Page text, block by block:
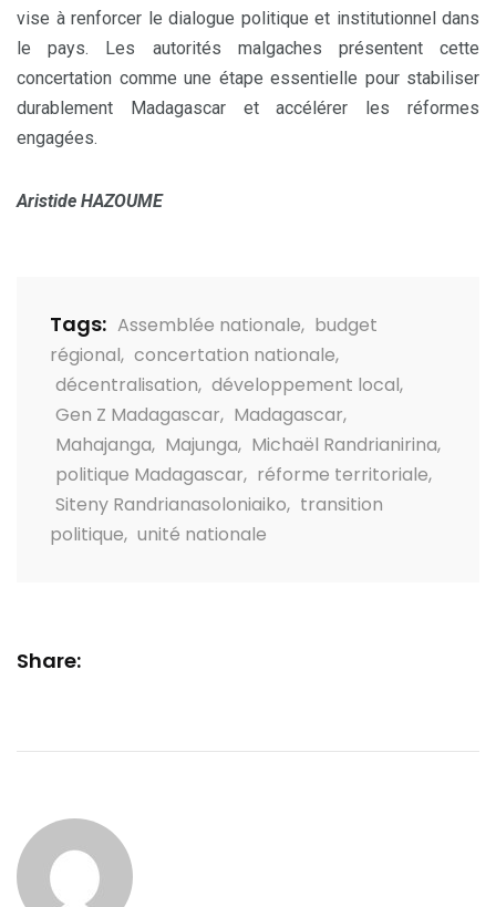
vise à renforcer le dialogue politique et institutionnel dans
le pays. Les autorités malgaches présentent cette
concertation comme une étape essentielle pour stabiliser
durablement Madagascar et accélérer les réformes
engagées.
Aristide HAZOUME
Tags: Assemblée nationale, budget
régional, concertation nationale,
décentralisation, développement local,
Gen Z Madagascar, Madagascar,
Mahajanga, Majunga, Michaël Randrianirina,
politique Madagascar, réforme territoriale,
Siteny Randrianasoloniaiko, transition
politique, unité nationale
Share: